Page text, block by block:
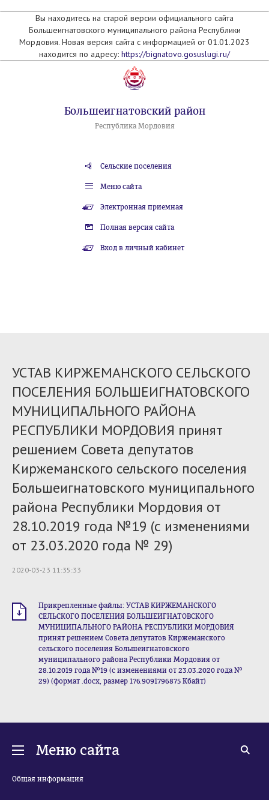
Вы находитесь на старой версии официального сайта
Большеигнатовского муниципального района Республики
Мордовия. Новая версия сайта с информацией от 01.01.2023
находится по адресу: https://bignatovo.gosuslugi.ru/
Большеигнатовский район
Республика Мордовия
Сельские поселения
Меню сайта
Электронная приемная
Полная версия сайта
Вход в личный кабинет
УСТАВ КИРЖЕМАНСКОГО СЕЛЬСКОГО
ПОСЕЛЕНИЯ БОЛЬШЕИГНАТОВСКОГО
МУНИЦИПАЛЬНОГО РАЙОНА
РЕСПУБЛИКИ МОРДОВИЯ принят
решением Совета депутатов
Киржеманского сельского поселения
Большеигнатовского муниципального
района Республики Мордовия от
28.10.2019 года №19 (с изменениями
от 23.03.2020 года № 29)
2020-03-23 11:35:33
Прикрепленные файлы: УСТАВ КИРЖЕМАНСКОГО
СЕЛЬСКОГО ПОСЕЛЕНИЯ БОЛЬШЕИГНАТОВСКОГО
МУНИЦИПАЛЬНОГО РАЙОНА РЕСПУБЛИКИ МОРДОВИЯ
принят решением Совета депутатов Киржеманского
сельского поселения Большеигнатовского
муниципального района Республики Мордовия от
28.10.2019 года №19 (с изменениями от 23.03.2020 года №
29) (формат .docx, размер 176.9091796875 Кбайт)
Меню сайта
Общая информация